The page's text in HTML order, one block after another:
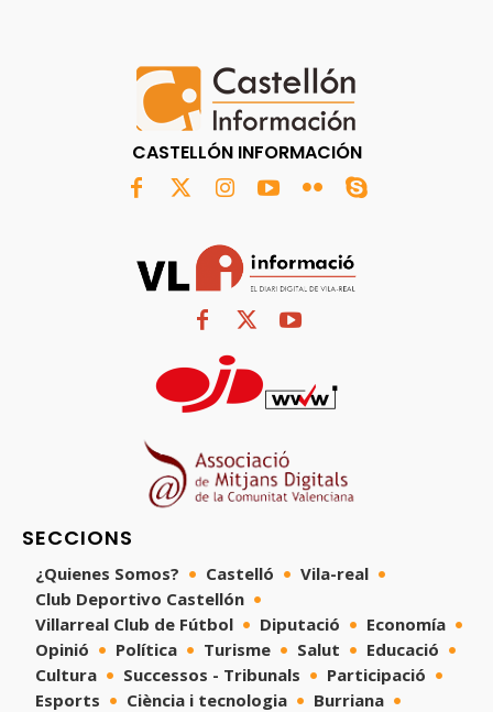
CASTELLÓN INFORMACIÓN
SECCIONS
¿Quienes Somos? Castelló
Vila-real
Club Deportivo Castellón
Villarreal Club de Fútbol
Diputació
Economía
Opinió
Política Turisme Salut
Educació
Cultura
Successos - Tribunals
Participació
Esports
Ciència i tecnologia
Burriana